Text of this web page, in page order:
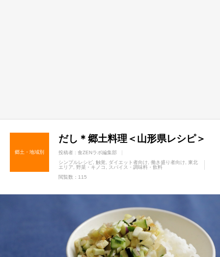
郷土・地域別
だし＊郷土料理＜山形県レシピ＞
投稿者 : 食ZENラボ編集部
シンプルレシピ 触覚 ダイエット者向け 働き盛り者向け
東北
エリア
野菜・キノコ
スパイス・調味料・飲料
閲覧数：115